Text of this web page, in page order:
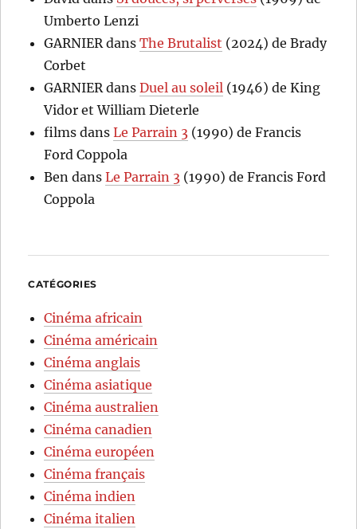
Umberto Lenzi
GARNIER dansThe Brutalist (2024) de Brady
Corbet
GARNIER dansDuel au soleil (1946) de King
Vidor et William Dieterle
films dansLe Parrain 3 (1990) de Francis
Ford Coppola
Ben dansLe Parrain 3 (1990) de Francis Ford
Coppola
CATÉGORIES
Cinéma africain
Cinéma américain
Cinéma anglais
Cinéma asiatique
Cinéma australien
Cinéma canadien
Cinéma européen
Cinéma français
Cinéma indien
Cinéma italien